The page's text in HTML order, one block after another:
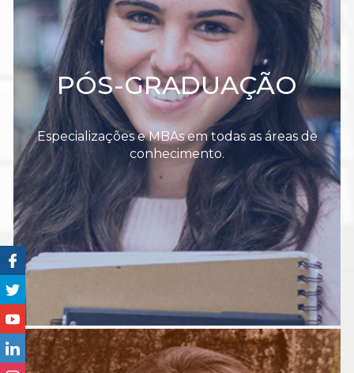
PÓS-GRADUAÇÃO
Especializações e MBAs em todas as áreas de
conhecimento.